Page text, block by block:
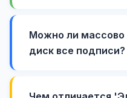
Можно ли массово
диск все подписи?